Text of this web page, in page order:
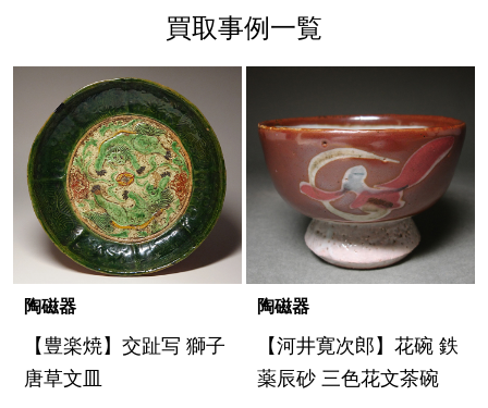
買取事例一覧
陶磁器
【豊楽焼】交趾写 獅子
唐草文皿
陶磁器
【河井寛次郎】花碗 鉄
薬辰砂 三色花文茶碗